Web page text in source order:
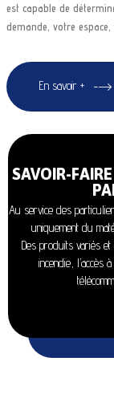
est capable de
demande, votre
En savoir +
SAVOIR-
Au service des
uniquement du
Des produits variés
incendie, l’accès